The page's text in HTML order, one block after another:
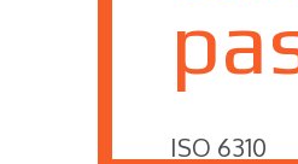
ISO 6310